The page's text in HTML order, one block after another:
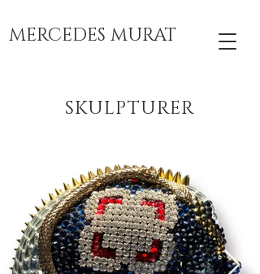
MERCEDES MURAT
SKULPTURER